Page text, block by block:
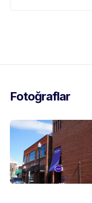
Fotoğraflar